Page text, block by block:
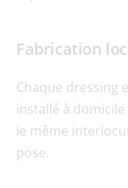
Fabrication
Chaque dressing
installé à
le même
pose.